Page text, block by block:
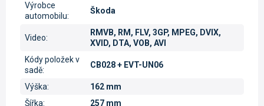
Výrobce
automobilu:
Škoda
Video:
RMVB, RM, FLV, 3GP, MPEG, DVIX,
XVID, DTA, VOB, AVI
Kódy položek v
sadě:
CB028 + EVT-UN06
Výška:
162 mm
Šířka: 257 mm